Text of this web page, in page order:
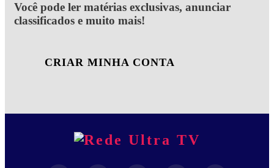
Você pode ler matérias exclusivas, anunciar
classificados e muito mais!
CRIAR MINHA CONTA